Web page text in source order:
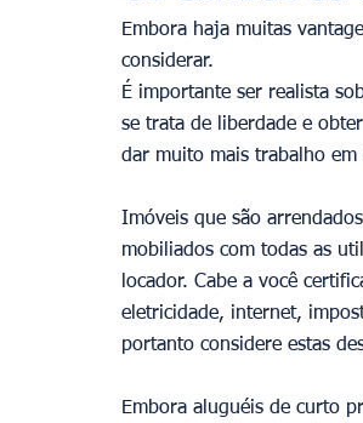
Embora haja muitas
considerar.
É importante ser realista
se trata de liberdade e
dar muito mais trabalho
Imóveis que são
mobiliados com todas as
locador. Cabe a você
eletricidade, internet,
portanto considere estas
Embora aluguéis de curto